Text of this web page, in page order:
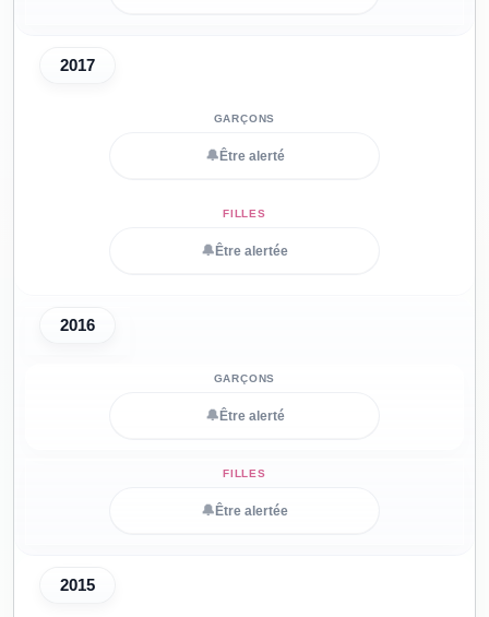
2017
🔔 Être alerté
🔔 Être alertée
2016
🔔 Être alerté
🔔 Être alertée
2015